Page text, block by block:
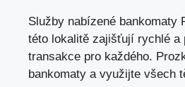
Služby nabízené bankomaty
této lokalitě zajišťují rychlé a
transakce pro každého.
bankomaty a využijte všech